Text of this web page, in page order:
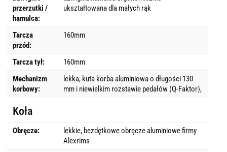
przerzutki /
hamulca:
ukształtowana dla małych rąk
Tarcza
przód:
160mm
Tarcza tył:
160mm
Mechanizm
korbowy:
lekka, kuta korba aluminiowa o długości 130
mm i niewielkim rozstawie pedałów (Q-Faktor),
Koła
Obręcze:
lekkie, bezdętkowe obręcze aluminiowe firmy
Alexrims